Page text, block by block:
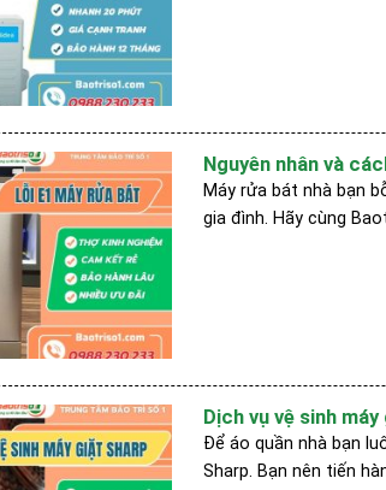
Nguyên nhân và
Máy rửa bát nhà bạn
gia đình. Hãy cùng
Dịch vụ vệ sinh
Để áo quần nhà bạn
Sharp. Bạn nên tiến